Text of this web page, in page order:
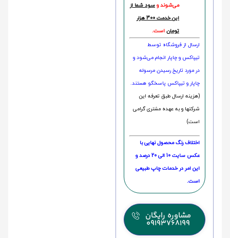
می‌شوند و سود شما از
این خدمت 300 هزار
تومان است.
ارسال از فروشگاه توسط
تیپاکس و چاپار انجام می‌شود و
در مورد تاریخ رسیدن مرسوله
چاپار و تیپاکس پاسخگو هستند.
(هزینه ارسال طبق تعرفه این
شرکتها و به عهده مشتری گرامی
است)
اختلاف رنگ محصول نهایی با
عکس سایت 10 الی 20 درصد و
این امر در خدمات چاپ طبیعی
است.
مشاوره رایگان
09193768199